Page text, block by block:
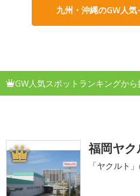
九州・沖縄のGW人
GW人気スポットランキングから
1 福岡ヤ
「ヤクルト